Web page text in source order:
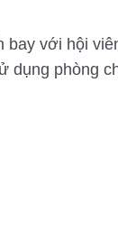
bay với hội
phòng